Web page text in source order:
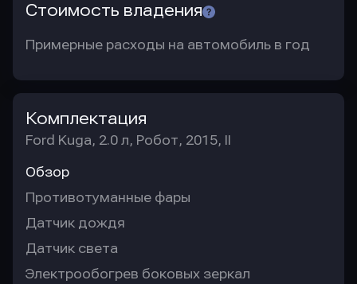
Стоимость владения
Примерные расходы на автомобиль в год
Комплектация
Ford Kuga, 2.0 л, Робот, 2015, II
Обзор
Противотуманные фары
Датчик дождя
Датчик света
Электрообогрев боковых зеркал